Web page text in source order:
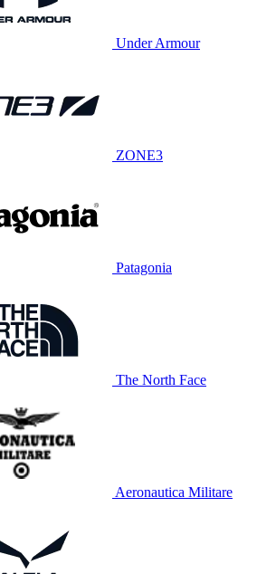
Under Armour
ZONE3
Patagonia
The North Face
Aeronautica Militare